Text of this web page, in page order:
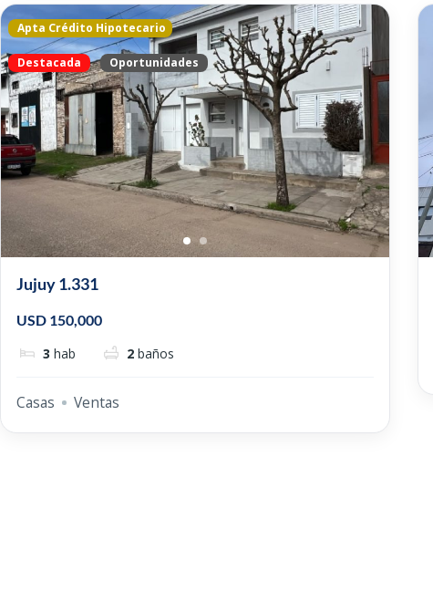
Apta Crédito Hipotecario
Destacada Oportunidades
Jujuy 1.331
USD 150,000
3 hab 2 baños
Casas Ventas